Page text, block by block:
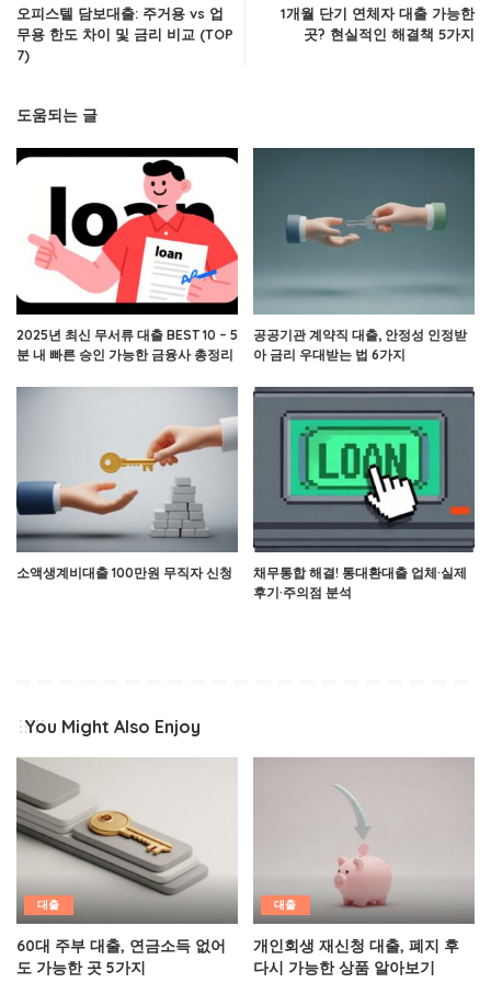
오피스텔 담보대출: 주거용 vs 업
무용 한도 차이 및 금리 비교 (TOP
7)
1개월 단기 연체자 대출 가능한
곳? 현실적인 해결책 5가지
도움되는 글
2025년 최신 무서류 대출 BEST 10 – 5
분 내 빠른 승인 가능한 금융사 총정리
공공기관 계약직 대출, 안정성 인정받
아 금리 우대받는 법 6가지
소액생계비대출 100만원 무직자 신청
채무통합 해결! 통대환대출 업체·실제
후기·주의점 분석
You Might Also Enjoy
대출
60대 주부 대출, 연금소득 없어
도 가능한 곳 5가지
대출
개인회생 재신청 대출, 폐지 후
다시 가능한 상품 알아보기